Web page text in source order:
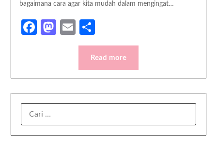
bagaimana cara agar kita mudah dalam mengingat…
Facebook
Mastodon
Email
Read more